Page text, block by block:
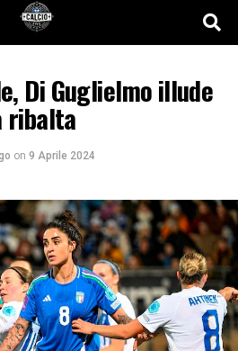
Di Guglielmo illude
ribalta
on 9 Aprile 2024